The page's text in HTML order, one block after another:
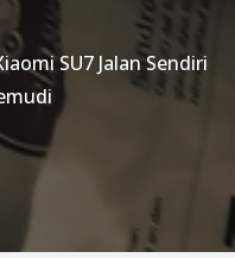
SU7 Jalan Sendiri